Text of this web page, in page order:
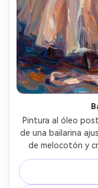
Pintura al óleo
de una bailarina
de melocotón y
espejos del
tranquila y
paleta